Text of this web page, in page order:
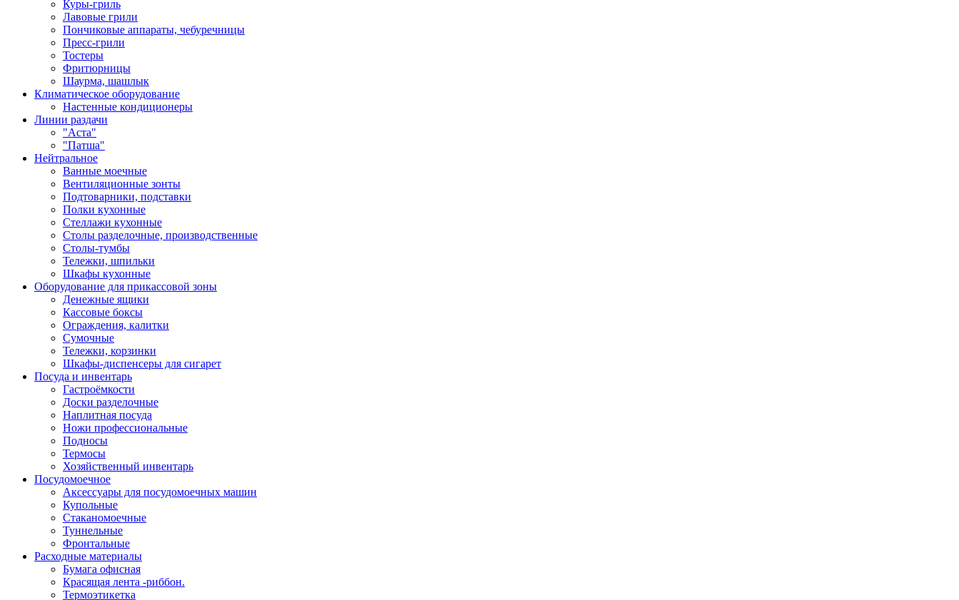
Куры-гриль
Лавовые грили
Пончиковые аппараты, чебуречницы
Пресс-грили
Тостеры
Фритюрницы
Шаурма, шашлык
Климатическое оборудование
Настенные кондиционеры
Линии раздачи
"Аста"
"Патша"
Нейтральное
Ванные моечные
Вентиляционные зонты
Подтоварники, подставки
Полки кухонные
Стеллажи кухонные
Столы разделочные, производственные
Столы-тумбы
Тележки, шпильки
Шкафы кухонные
Оборудование для прикассовой зоны
Денежные ящики
Кассовые боксы
Ограждения, калитки
Сумочные
Тележки, корзинки
Шкафы-диспенсеры для сигарет
Посуда и инвентарь
Гастроёмкости
Доски разделочные
Наплитная посуда
Ножи профессиональные
Подносы
Термосы
Хозяйственный инвентарь
Посудомоечное
Аксессуары для посудомоечных машин
Купольные
Стаканомоечные
Туннельные
Фронтальные
Расходные материалы
Бумага офисная
Красящая лента -риббон.
Термоэтикетка